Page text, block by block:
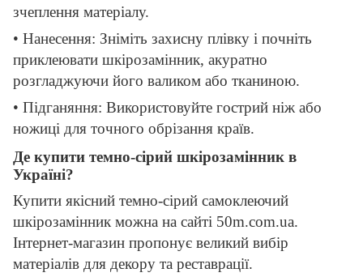
зчеплення матеріалу.
• Нанесення: Зніміть захисну плівку і почніть
приклеювати шкірозамінник, акуратно
розгладжуючи його валиком або тканиною.
• Підганяння: Використовуйте гострий ніж або
ножиці для точного обрізання країв.
Де купити темно-сірий шкірозамінник в
Україні?
Купити якісний темно-сірий самоклеючий
шкірозамінник можна на сайті 50m.com.ua.
Інтернет-магазин пропонує великий вибір
матеріалів для декору та реставрації.